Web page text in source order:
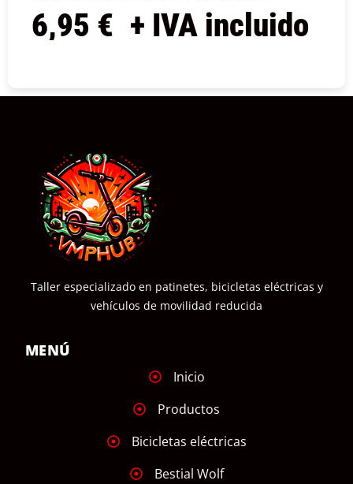
6,95 € + IVA incluido
Taller especializado en patinetes, bicicletas eléctricas y
vehículos de movilidad reducida
MENÚ
Inicio
Productos
Bicicletas eléctricas
Bestial Wolf